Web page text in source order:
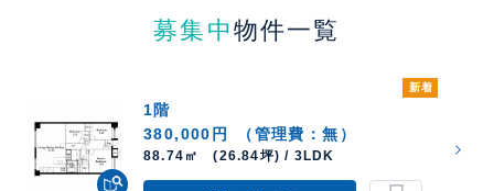
募集中 物件一覧
新着
1階
380,000円
（管理費：無）
88.74㎡ (26.84坪) / 3LDK